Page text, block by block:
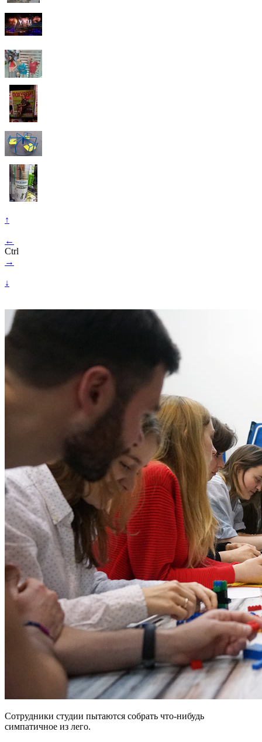
↑
←
Ctrl
→
↓
Сотрудники студии пытаются собрать что-нибудь
симпатичное из лего.